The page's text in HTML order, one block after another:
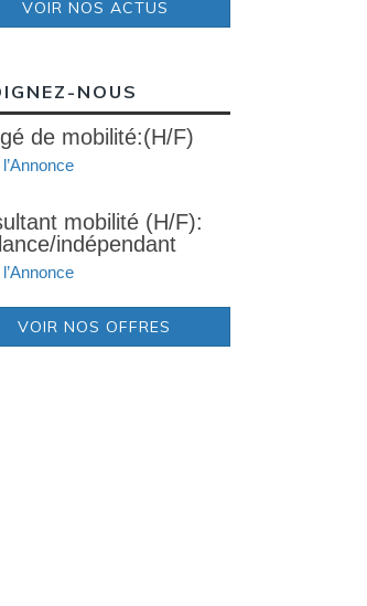
VOIR NOS ACTUS
NOUS
de mobilité:(H/F)
mobilité (H/F):
indépendant
VOIR NOS OFFRES